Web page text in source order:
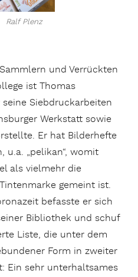
Ralf Plenz
und Verrückten
ist Thomas
Siebdruckarbeiten
Werkstatt sowie
Er hat Bilderhefte
u.a. „pelikan“, womit
als vielmehr die
gemeint ist.
befasste er sich
Bibliothek und schuf
Liste, die unter dem
Form in zweiter
Ein sehr unterhaltsames